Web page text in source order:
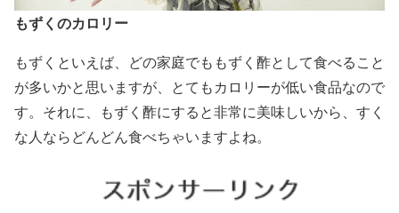
もずくのカロリー
もずくといえば、どの家庭でももずく酢として食べること
が多いかと思いますが、とてもカロリーが低い食品なので
す。それに、もずく酢にすると非常に美味しいから、すく
な人ならどんどん食べちゃいますよね。